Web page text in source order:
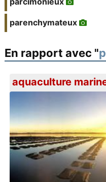
parenchymateux
En rapport avec "
aquaculture